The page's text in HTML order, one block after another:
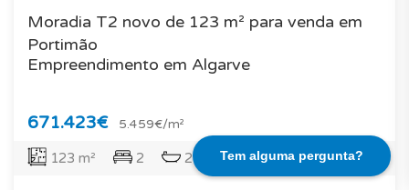
Tem alguma pergunta?
Moradia T2 novo de 123 m² para venda em
Portimão
Empreendimento em Algarve
671.423€ 5.459€/m²
123 m² 2 2 178 m²